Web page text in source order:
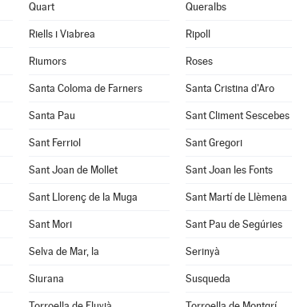
Quart Queralbs
Riells i Viabrea Ripoll
Riumors Roses
Santa Coloma de Farners Santa Cristina d'Aro
Santa Pau Sant Climent Sescebes
Sant Ferriol Sant Gregori
Sant Joan de Mollet Sant Joan les Fonts
Sant Llorenç de la Muga Sant Martí de Llèmena
Sant Mori Sant Pau de Segúries
Selva de Mar, la Serinyà
Siurana Susqueda